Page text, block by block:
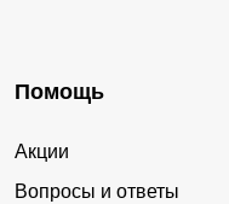
Помощь
Акции
Вопросы и ответы